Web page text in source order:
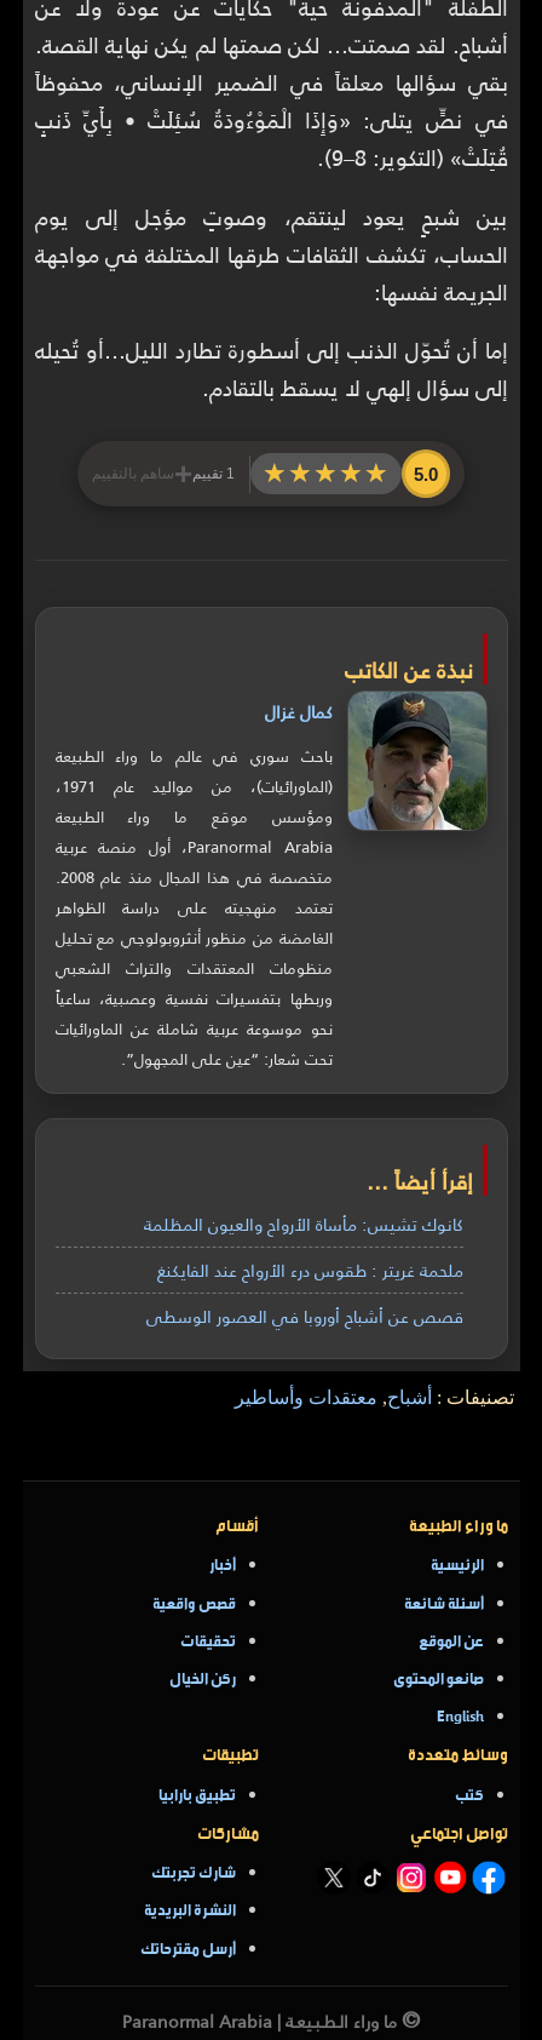
أشباح. لقد صمتت… لكن صمتها لم يكن نهاية القصة.
بقي سؤالها معلقاً في الضمير الإنساني، محفوظاً
في نصٍّ يتلى: «وَإِذَا الْمَوْءُودَةُ سُئِلَتْ • بِأَيِّ ذَنبٍ
قُتِلَتْ» (التكوير: 8–9).
بين شبحٍ يعود لينتقم، وصوتٍ مؤجل إلى يوم
الحساب، تكشف الثقافات طرقها المختلفة في مواجهة
الجريمة نفسها:
إما أن تُحوّل الذنب إلى أسطورة تطارد الليل…أو تُحيله
إلى سؤال إلهي لا يسقط بالتقادم.
5.0
★★★★★
★★★★★ 1 تقييم +ساهم بالتقييم
نبذة عن الكاتب
كمال غزال
باحث سوري في عالم ما وراء الطبيعة
(الماورائيات)، من مواليد عام 1971،
ومؤسس موقع ما وراء الطبيعة
Paranormal Arabia، أول منصة عربية
متخصصة في هذا المجال منذ عام 2008.
تعتمد منهجيته على دراسة الظواهر
الغامضة من منظور أنثروبولوجي مع تحليل
منظومات المعتقدات والتراث الشعبي
وربطها بتفسيرات نفسية وعصبية، ساعياً
نحو موسوعة عربية شاملة عن الماورائيات
تحت شعار: “عين على المجهول”.
إقرأ أيضاً ...
كانوك تشيس: مأساة الأرواح والعيون المظلمة
ملحمة غريتر : طقوس درء الأرواح عند الفايكنغ
قصص عن أشباح أوروبا في العصور الوسطى
تصنيفات : أشباح, معتقدات وأساطير
ما وراء الطبيعة
الرئيسية
أسئلة شائعة
عن الموقع
صانعو المحتوى
English
أقسام
أخبار
قصص واقعية
تحقيقات
ركن الخيال
وسائط متعددة
كتب
تطبيقات
تطبيق بارابيا
تواصل اجتماعي مشاركات
شارك تجربتك
النشرة البريدية
أرسل مقترحاتك
©ما وراء الـطـبـيعـة | Paranormal Arabia